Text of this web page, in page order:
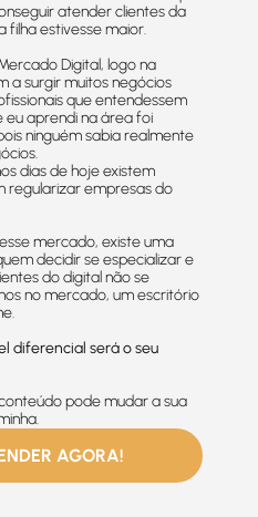
atender clientes da
filha estivesse maior.
Digital, logo na
a surgir muitos negócios
que entendessem
eu aprendi na área foi
ninguém sabia realmente
dias de hoje existem
regularizar empresas do
mercado, existe uma
decidir se especializar e
do digital não se
no mercado, um escritório
diferencial será o seu
pode mudar a sua
AGORA!